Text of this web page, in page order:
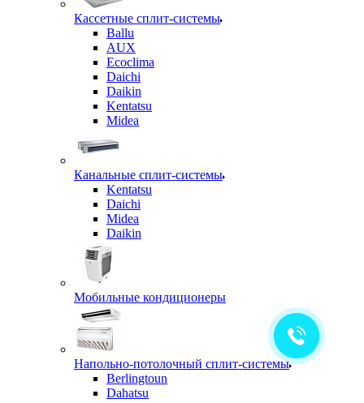
Кассетные сплит-системы
Ballu
AUX
Ecoclima
Daichi
Daikin
Kentatsu
Midea
Канальные сплит-системы
Kentatsu
Daichi
Midea
Daikin
Мобильные кондиционеры
Напольно-потолочный сплит-системы
Berlingtoun
Dahatsu